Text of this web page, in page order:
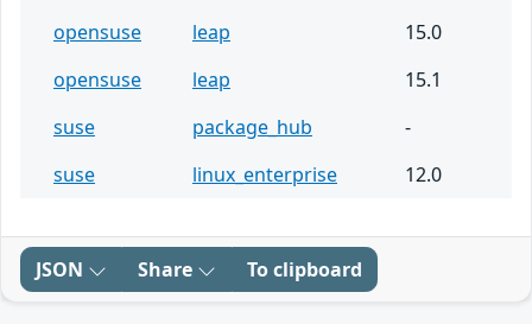
opensuse
leap
15.0
opensuse
leap
15.1
suse
package_hub
-
suse
linux_enterprise 12.0
JSON Share To clipboard